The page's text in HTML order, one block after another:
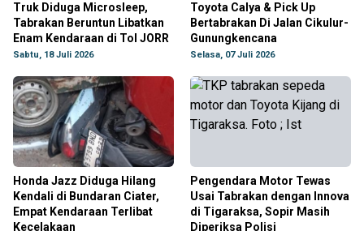
Truk Diduga Microsleep,
Tabrakan Beruntun Libatkan
Enam Kendaraan di Tol JORR
Sabtu, 18 Juli 2026
Toyota Calya & Pick Up
Bertabrakan Di Jalan Cikulur-
Gunungkencana
Selasa, 07 Juli 2026
Honda Jazz Diduga Hilang
Kendali di Bundaran Ciater,
Empat Kendaraan Terlibat
Kecelakaan
Pengendara Motor Tewas
Usai Tabrakan dengan Innova
di Tigaraksa, Sopir Masih
Diperiksa Polisi